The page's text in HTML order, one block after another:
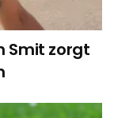
Smit zorgt